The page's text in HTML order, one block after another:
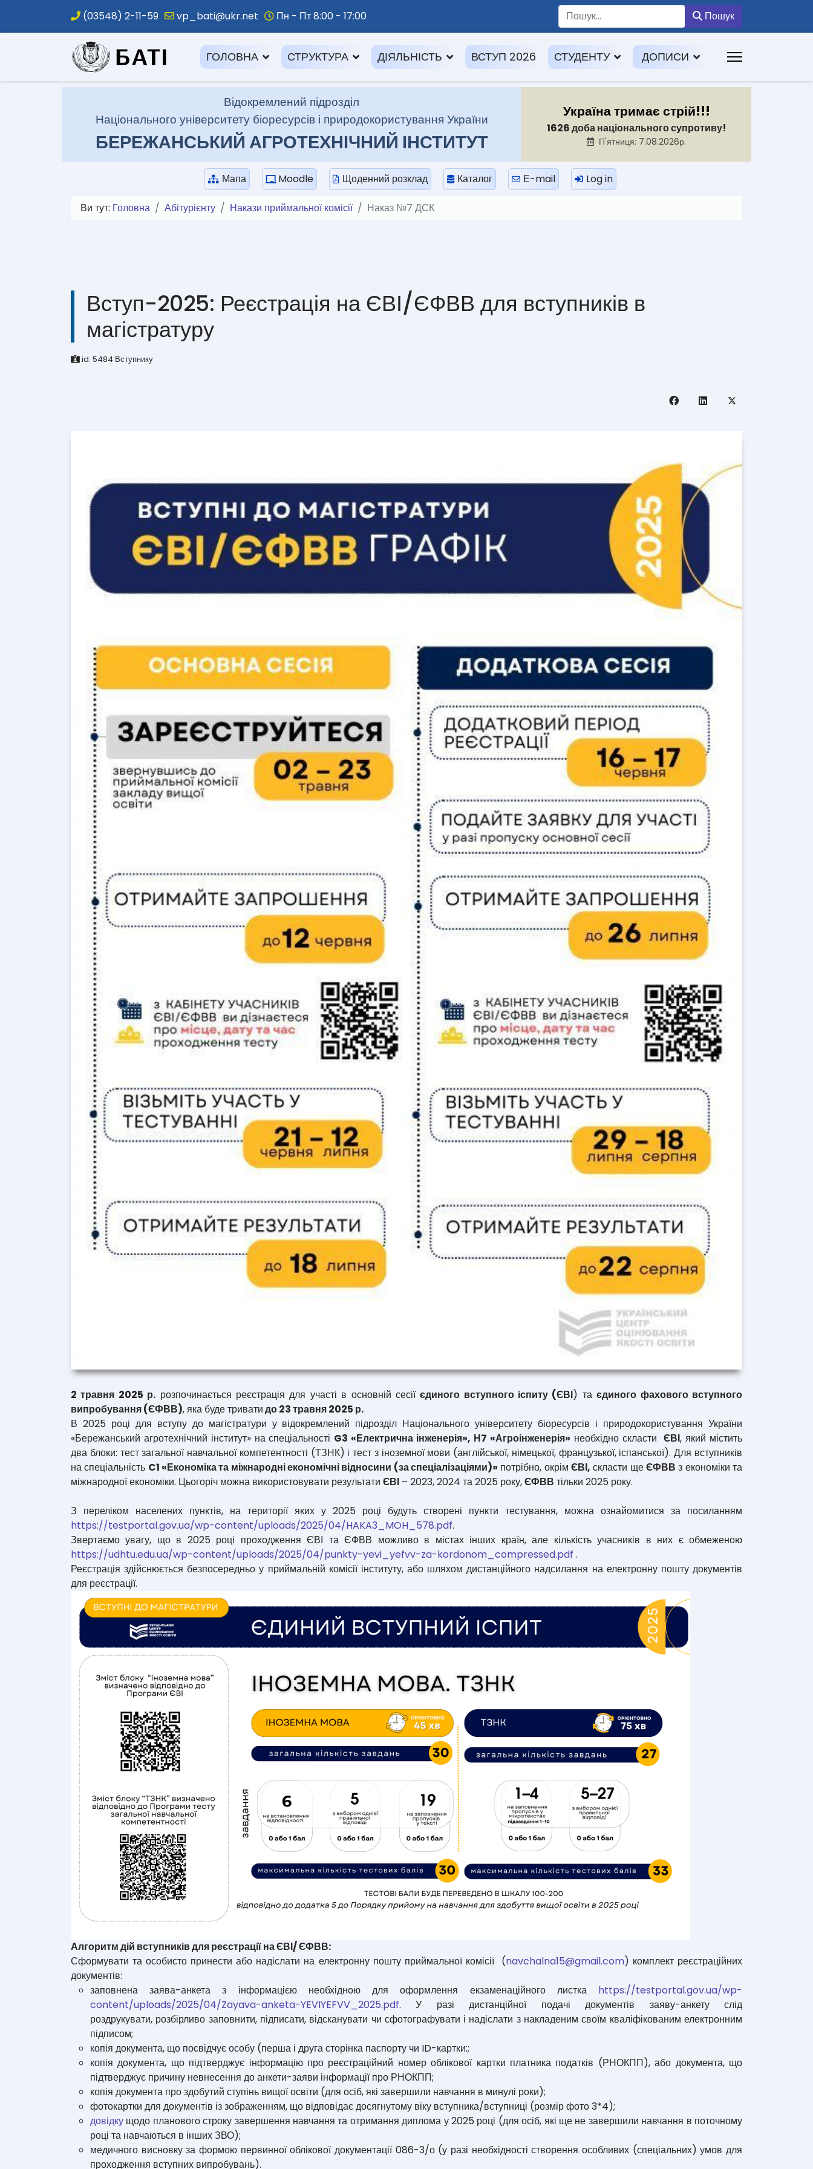
(03548) 2-11-59 vp_bati@ukr.net Пн - Пт 8:00 - 17:00 Пошук
.
ГОЛОВНА СТРУКТУРА ДІЯЛЬНІСТЬ ВСТУП 2026 СТУДЕНТУ ДОПИСИ
Відокремлений підрозділ
Національного університету біоресурсів і природокористування України
БЕРЕЖАНСЬКИЙ АГРОТЕХНІЧНИЙ ІНСТИТУТ
Україна тримає стрій!!!
1626 доба національного супротиву!
П'ятниця: 7.08.2026р.
Мапа Moodle Щоденний розклад Каталог Е-mail Log in
Ви тут: Головна Абітурієнту Накази приймальної комісії Наказ №7 ДСК
Вступ-2025: Реєстрація на ЄВІ/ЄФВВ для вступників в
магістратуру
id: 5484 Вступнику
2 травня 2025 р. розпочинається реєстрація для участі в основній сесіїєдиного вступного іспиту (ЄВІ) таєдиного фахового вступного
випробування (ЄФВВ), яка буде триватидо 23 травня 2025 р.
В 2025 році для вступу до магістратури у відокремлений підрозділ Національного університету біоресурсів і природокористування України
«Бережанський агротехнічний інститут» на спеціальності G3 «Електрична інженерія», Н7 «Агроінженерія» необхідно скластиЄВІ, який містить
два блоки: тест загальної навчальної компетентності (ТЗНК) і тест з іноземної мови (англійської, німецької, французької, іспанської). Для вступників
на спеціальність C1 «Економіка та міжнародні економічні відносини (за спеціалізаціями)» потрібно, окрімЄВІ, скласти щеЄФВВ з економіки та
міжнародної економіки. Цьогоріч можна використовувати результати ЄВІ – 2023, 2024 та 2025 року,ЄФВВ тільки 2025 року.
З переліком населених пунктів, на території яких у 2025 році будуть створені пункти тестування, можна ознайомитися за посиланням
https://testportal.gov.ua/wp-content/uploads/2025/04/HAKA3_MOH_578.pdf.
Звертаємо увагу, що в 2025 році проходження ЄВІ та ЄФВВ можливо в містах інших країн, але кількість учасників в них є обмеженою
https://udhtu.edu.ua/wp-content/uploads/2025/04/punkty-yevi_yefvv-za-kordonom_compressed.pdf .
Реєстрація здійснюється безпосередньо у приймальній комісії інституту, або шляхом дистанційного надсилання на електронну пошту документів
для реєстрації.
Алгоритм дій вступників для реєстрації на ЄВІ/ ЄФВВ:
Сформувати та особисто принести або надіслати на електронну пошту приймальної комісії (navchalna15@gmail.com) комплект реєстраційних
документів:
заповнена заява-анкета з інформацією необхідною для оформлення екзаменаційного листка https://testportal.gov.ua/wp-
content/uploads/2025/04/Zayava-anketa-YEVIYEFVV_2025.pdf. У разі дистанційної подачі документів заяву-анкету слід
роздрукувати, розбірливо заповнити, підписати, відсканувати чи сфотографувати і надіслати з накладеним своїм кваліфікованим електронним
підписом;
копія документа, що посвідчує особу (перша і друга сторінка паспорту чи ID-картки:;
копія документа, що підтверджує інформацію про реєстраційний номер облікової картки платника податків (РНОКПП), або документа, що
підтверджує причину невнесення до анкети-заяви інформації про РНОКПП;
копія документа про здобутий ступінь вищої освіти (для осіб, які завершили навчання в минулі роки);
фотокартки для документів із зображенням, що відповідає досягнутому віку вступника/вступниці (розмір фото 3*4);
довідку щодо планового строку завершення навчання та отримання диплома у 2025 році (для осіб, які ще не завершили навчання в поточному
році та навчаються в інших ЗВО);
медичного висновку за формою первинної облікової документації 086-3/о (у разі необхідності створення особливих (спеціальних) умов для
проходження вступних випробувань).